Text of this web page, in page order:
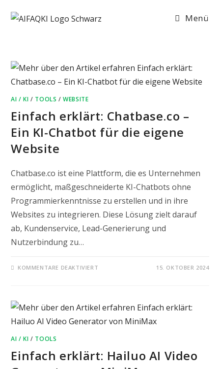
Inhalt
Menü
AI / KI / TOOLS /WEBSITE
Einfach erklärt: Chatbase.co –
Ein KI-Chatbot für die eigene
Website
Chatbase.co ist eine Plattform, die es Unternehmen
ermöglicht, maßgeschneiderte KI-Chatbots ohne
Programmierkenntnisse zu erstellen und in ihre
Websites zu integrieren. Diese Lösung zielt darauf
ab, Kundenservice, Lead-Generierung und
Nutzerbindung zu…
KOMMENTARE DEAKTIVIERT
KI-
CHATBOT
FÜR
DIE
15. OKTOBER 2024
AI / KI / TOOLS
Einfach erklärt: Hailuo AI Video